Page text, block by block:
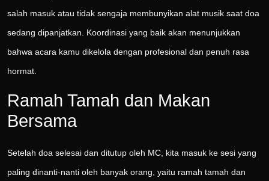
salah masuk atau tidak sengaja membunyikan alat musik saat doa
sedang dipanjatkan. Koordinasi yang baik akan menunjukkan
bahwa acara kamu dikelola dengan profesional dan penuh rasa
hormat.
Ramah Tamah dan Makan
Bersama
Setelah doa selesai dan ditutup oleh MC, kita masuk ke sesi yang
paling dinanti-nanti oleh banyak orang, yaitu ramah tamah dan